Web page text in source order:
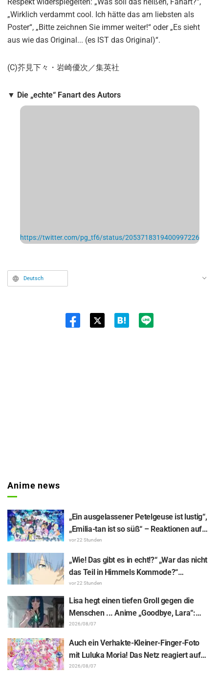
Respekt widerspiegelten: „Was soll das heißen, Fanart?“,
„Wirklich verdammt cool. Ich hätte das am liebsten als
Poster“, „Bitte zeichnen Sie immer weiter!“ oder „Es sieht
aus wie das Original... (es IST das Original)“.
​(C)芥見下々・岩崎優次／集英社
▼ Die „echte“ Fanart des Autors
https://twitter.com/pg_tf6/status/2053718319400997226
Deutsch
Anime news
„Ein ausgelassener Petelgeuse ist lustig“,
„Emilia-tan ist so süß“ – Reaktionen auf
das enthüllte Visuelle zum Event
Jubiläums von „Re:ZERO -Starting Life in
Another World-“
vor 22 Stunden
„Wie! Das gibt es in echt!?“ „War das nicht
das Teil in Himmels Kommode?“
Enthüllung des „Horns des Dunklen
Drachen“ aus Episode 1 von „Frieren –
Nach dem Ende der Reise“ versetzt Fans
in Erstaunen
vor 22 Stunden
Lisa hegt einen tiefen Groll gegen die
Menschen ... Anime „Goodbye, Lara“:
Synopsis und Vorab-Screenshots zu Folge
6 veröffentlicht
2026/08/07
Auch ein Verhakte-Kleiner-Finger-Foto
mit Luluka Moria! Das Netz reagiert auf
den Bericht der Synchronsprecherin Nao
2026/08/07